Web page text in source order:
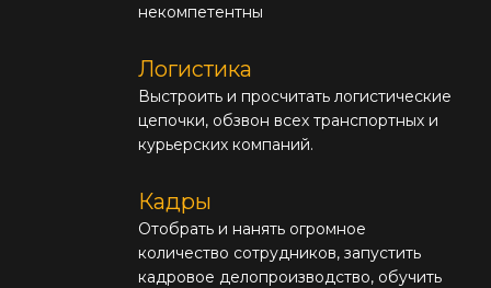
некомпетентны
Логистика
Выстроить и просчитать логистические
цепочки, обзвон всех транспортных и
курьерских компаний.
Кадры
Отобрать и нанять огромное
количество сотрудников, запустить
кадровое делопроизводство, обучить